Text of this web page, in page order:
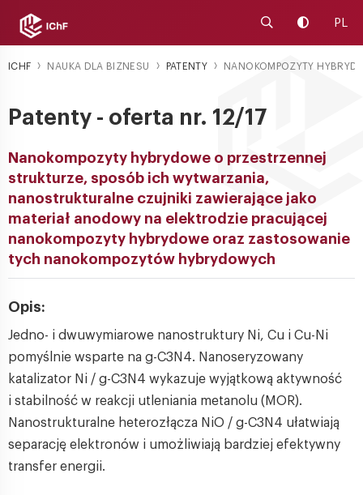
UruchomZmień
PL
ICHF NAUKA DLA BIZNESU PATENTY NANOKOMPOZYTY
Patenty - oferta nr. 12/17
Nanokompozyty hybrydowe o przestrzennej
strukturze, sposób ich wytwarzania,
nanostrukturalne czujniki zawierające jako
materiał anodowy na elektrodzie pracującej
nanokompozyty hybrydowe oraz zastosowanie
tych nanokompozytów hybrydowych
Opis:
Jedno- i dwuwymiarowe nanostruktury Ni, Cu i Cu-Ni
pomyślnie wsparte na g-C3N4. Nanoseryzowany
katalizator Ni / g-C3N4 wykazuje wyjątkową aktywność
i stabilność w reakcji utleniania metanolu (MOR).
Nanostrukturalne heterozłącza NiO / g-C3N4 ułatwiają
separację elektronów i umożliwiają bardziej efektywny
transfer energii.